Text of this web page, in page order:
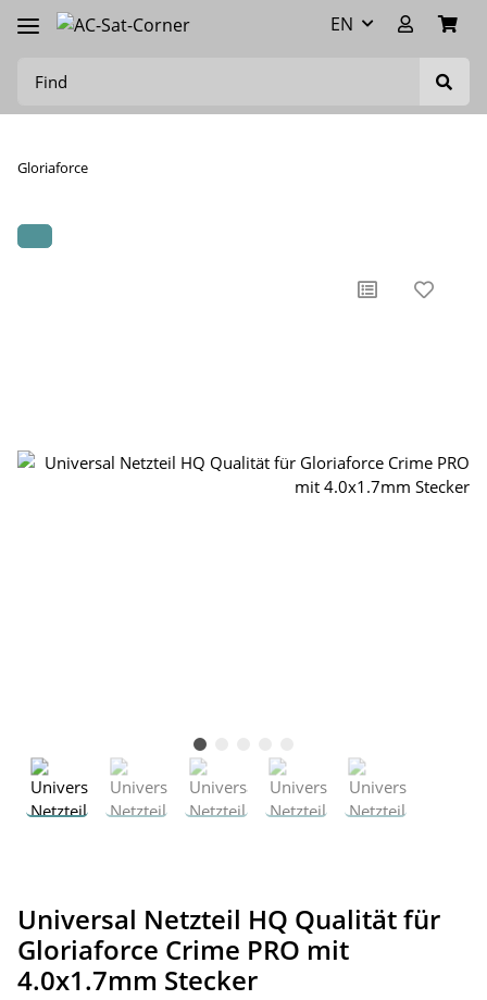
EN
Gloriaforce
Universal Netzteil HQ Qualität für
Gloriaforce Crime PRO mit
4.0x1.7mm Stecker